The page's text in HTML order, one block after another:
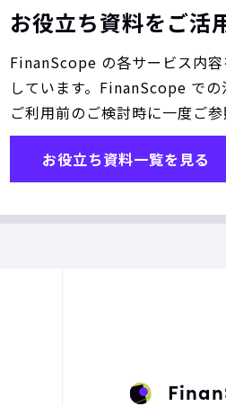
お役立ち資料をご活
FinanScope の各サービス内
しています。FinanScope で
ご利用前のご検討時に一度ご参
お役立ち資料一覧を見る